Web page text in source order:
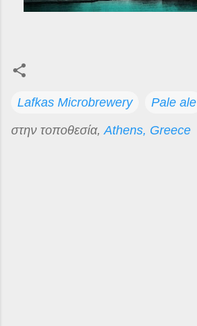
Lafkas Microbrewery Pale ale
στην τοποθεσία,Athens, Greece